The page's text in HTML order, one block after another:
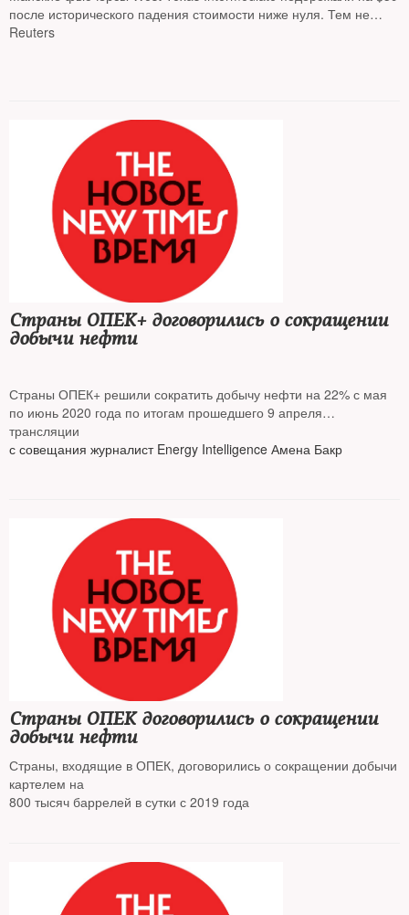
после исторического падения стоимости ниже нуля. Тем не
менее их цена все еще ниже $2. Произошедший обвал повлиял
Reuters
Страны ОПЕК+ договорились о сокращении
добычи нефти
Страны ОПЕК+ решили сократить добычу нефти на 22% с мая
по июнь 2020 года по итогам прошедшего 9 апреля
видеосовещания. После июня уровень снижения изменится,
сообщила в
трансляции
с совещания журналист Energy Intelligence Амена Бакр
Страны ОПЕК договорились о сокращении
добычи нефти
Страны, входящие в ОПЕК, договорились о сокращении добычи
картелем на
800 тысяч баррелей в сутки с 2019 года